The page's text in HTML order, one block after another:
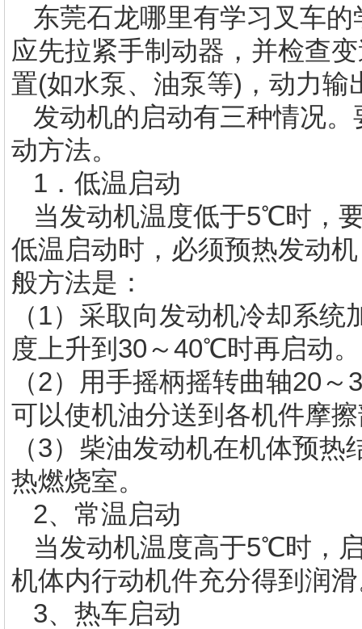
东莞石龙哪里有学习叉车
应先拉紧手制动器，并检查
置(如水泵、油泵等)，动力
发动机的启动有三种情况
动方法。
1．低温启动
当发动机温度低于5℃时，
低温启动时，必须预热发动
般方法是：
（1）采取向发动机冷却系
度上升到30～40℃时再启动。
（2）用手摇柄摇转曲轴20
可以使机油分送到各机件摩
（3）柴油发动机在机体预
热燃烧室。
2、常温启动
当发动机温度高于5℃时，
机体内行动机件充分得到润
3、热车启动